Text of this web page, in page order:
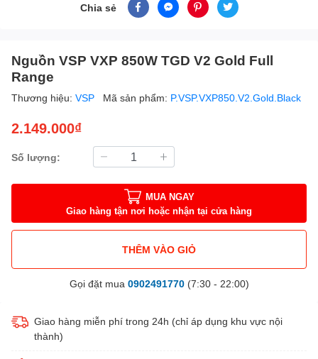
Chia sẻ
Nguồn VSP VXP 850W TGD V2 Gold Full
Range
Thương hiệu: VSP Mã sản phẩm: P.VSP.VXP850.V2.Gold.Black
2.149.000₫
Số lượng:
MUA NGAY
Giao hàng tận nơi hoặc nhận tại cửa hàng
THÊM VÀO GIỎ
Gọi đặt mua 0902491770(7:30 - 22:00)
Giao hàng miễn phí trong 24h (chỉ áp dụng khu vực nội
thành)